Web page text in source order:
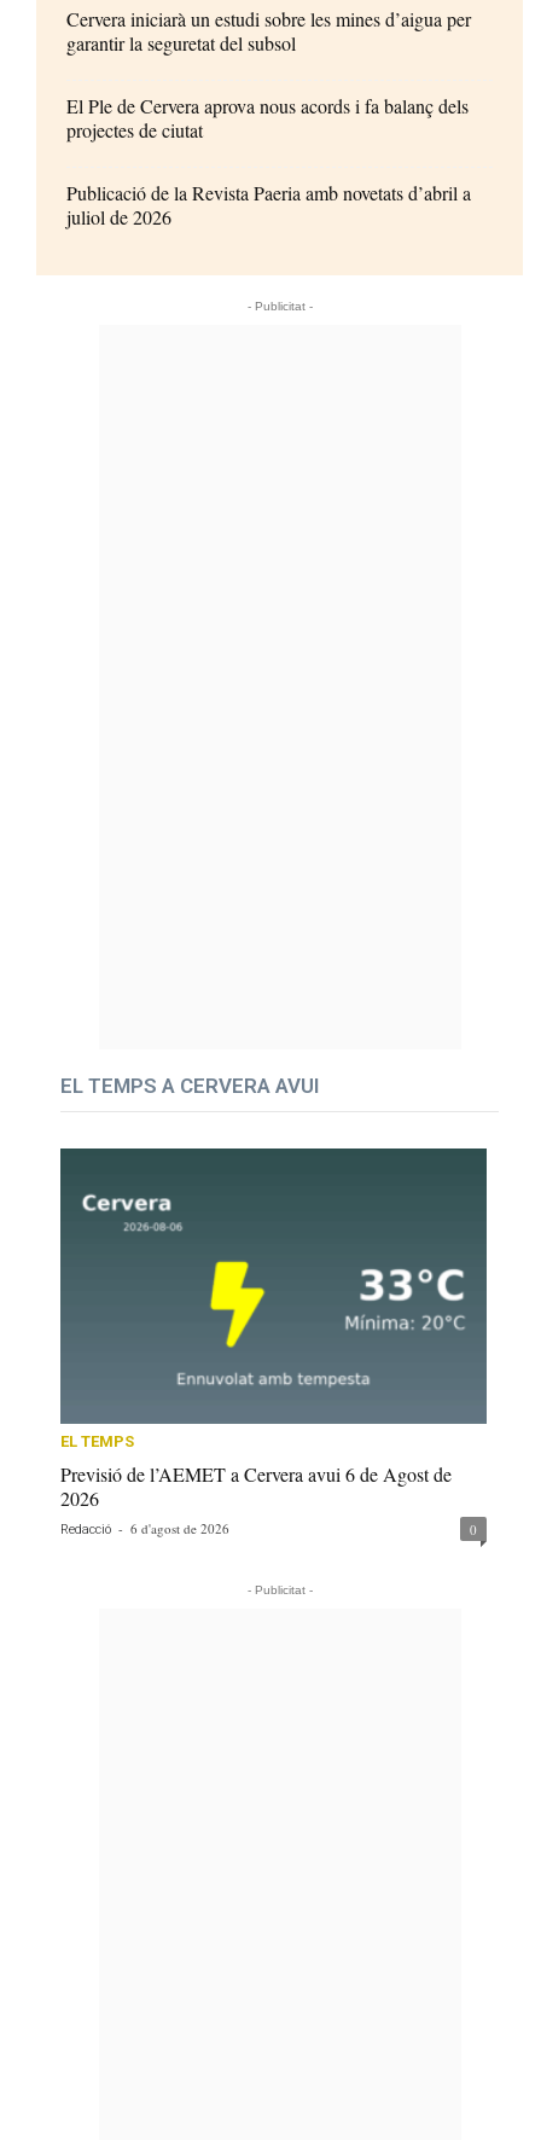
Cervera iniciarà un estudi sobre les mines d’aigua per
garantir la seguretat del subsol
El Ple de Cervera aprova nous acords i fa balanç dels
projectes de ciutat
Publicació de la Revista Paeria amb novetats d’abril a
juliol de 2026
- Publicitat -
EL TEMPS A CERVERA AVUI
EL TEMPS
Previsió de l’AEMET a Cervera avui 6 de Agost de
2026
Redacció - 6 d'agost de 2026 0
- Publicitat -